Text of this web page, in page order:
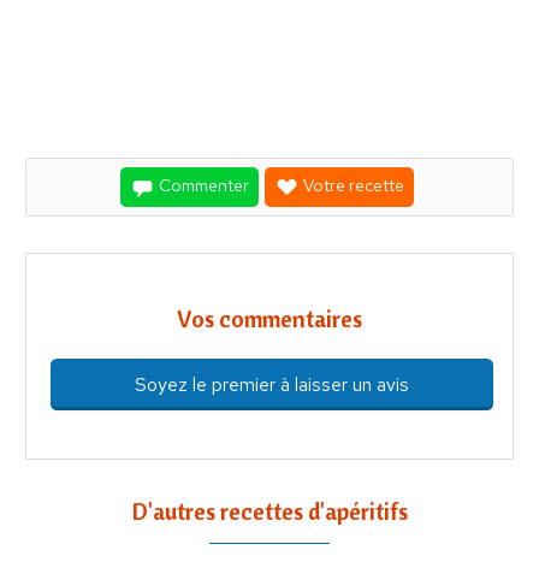
Commenter Votre recette
Vos commentaires
Soyez le premier à laisser un avis
D'autres recettes d'apéritifs